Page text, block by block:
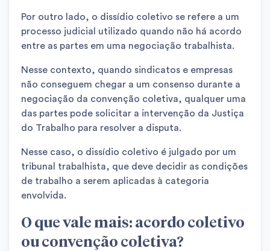
Por outro lado, o dissídio coletivo se refere a um
processo judicial utilizado quando não há acordo
entre as partes em uma negociação trabalhista.
Nesse contexto, quando sindicatos e empresas
não conseguem chegar a um consenso durante a
negociação da convenção coletiva, qualquer uma
das partes pode solicitar a intervenção da Justiça
do Trabalho para resolver a disputa.
Nesse caso, o dissídio coletivo é julgado por um
tribunal trabalhista, que deve decidir as condições
de trabalho a serem aplicadas à categoria
envolvida.
O que vale mais: acordo coletivo
ou convenção coletiva?